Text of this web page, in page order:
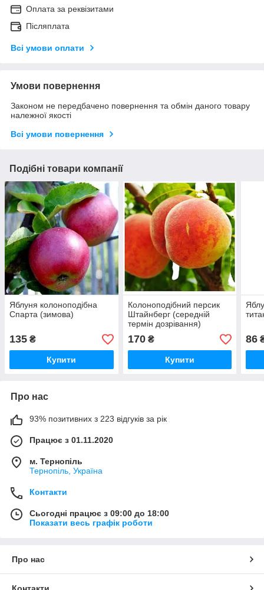
Оплата за реквізитами
Післяплата
Всі умови оплати
Умови повернення
Законом не передбачено повернення та обмін даного товару
належної якості
Всі умови повернення
Подібні товари компанії
Яблуня колоноподібна
Спарта (зимова)
135 ₴
Купити
Колоноподібний персик
Штайнберг (середній
термін дозрівання)
170₴
Купити
86
Про нас
93% позитивних з 223 відгуків за рік
Працює з 01.11.2020
м. Тернопіль
Тернопіль, Україна
Контакти
Сьогодні працює з 09:00 до 18:00
Показати весь графік роботи
Про нас